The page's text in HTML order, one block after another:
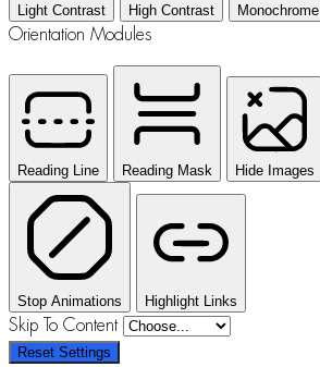
Light Contrast High Contrast Monochrome
Orientation Modules
Reading Line Reading Mask Hide Images
Stop Animations Highlight Links
Skip To Content
Reset Settings